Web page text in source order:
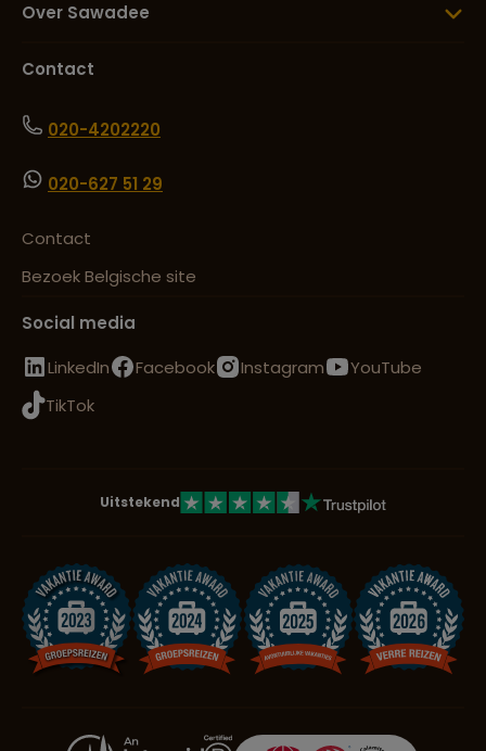
Over Sawadee
Contact
020-4202220
020-627 51 29
Contact
Bezoek Belgische site
Social media
LinkedIn
Facebook Instagram
YouTube
TikTok
Uitstekend